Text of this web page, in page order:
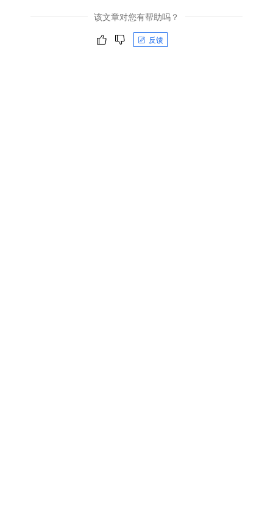
该文章对您有帮助吗？
反馈